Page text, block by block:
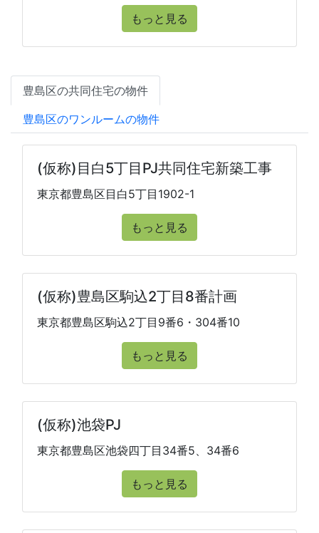
もっと見る
豊島区の共同住宅の物件
豊島区のワンルームの物件
(仮称)目白5丁目PJ共同住宅新築工事
東京都豊島区目白5丁目1902-1
もっと見る
(仮称)豊島区駒込2丁目8番計画
東京都豊島区駒込2丁目9番6・304番10
もっと見る
(仮称)池袋PJ
東京都豊島区池袋四丁目34番5、34番6
もっと見る